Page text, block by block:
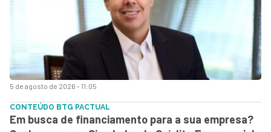
5 de agosto de 2026 - 11:05
CONTEÚDO BTG PACTUAL
Em busca de financiamento para a sua empresa?